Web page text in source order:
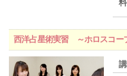
西洋占星術実習 ～ホロスコー